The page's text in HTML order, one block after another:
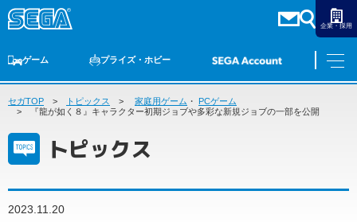
企業・採用
ゲーム
ゲームTOP 家庭用ゲーム PCゲーム スマホゲーム
プライズ・ホビー
プライズ トイ S-FIRE セガ ラッキーくじ
オンライン
ゲーム
ゲームTOP
家庭用ゲーム
プライズ・ホビー
トイ
セガTOP トピックス 家庭用ゲーム ・ PCゲーム
『龍が如く８』キャラクター初期ジョブや多彩な新規ジョブの一部を公開
トピックス
2023.11.20